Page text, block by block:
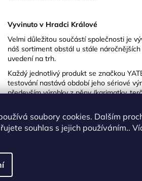
soubory cookies. Dalším
souhlas s jejich používáním..
Vyvinuto v Hradci Králové
Velmi důležitou součástí společnosti je
náš sortiment obstál u stále
uvedení na trh.
Každý jednotlivý produkt se značkou
testování nastává období jeho sériové
především výrobky z pěny (karimatky,
Taiwanu. Po více než 30 letech
vždy vysoce kvalitní a aby se na něj
Na naše produkty můžete narazit nejen
Evropa už nám pomalu začíná být malá.